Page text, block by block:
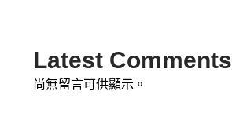
Latest Comments
尚無留言可供顯示。